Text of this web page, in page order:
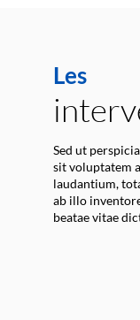
Les
Sed ut
sit voluptatem
laudantium,
ab illo
beatae vitae